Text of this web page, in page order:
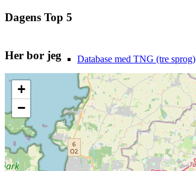
Database med TNG (tre sprog)
Gamle Stegemüller-billeder
Dagens Top 5
Her bor jeg
+
−